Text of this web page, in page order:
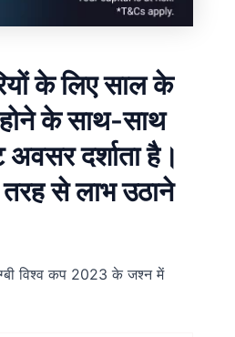
के लिए साल के
के साथ-साथ
दर्शाता है।
से लाभ उठाने
विश्व कप 2023 के जश्न में